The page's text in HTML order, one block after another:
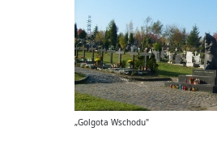
„Golgota Wschodu"